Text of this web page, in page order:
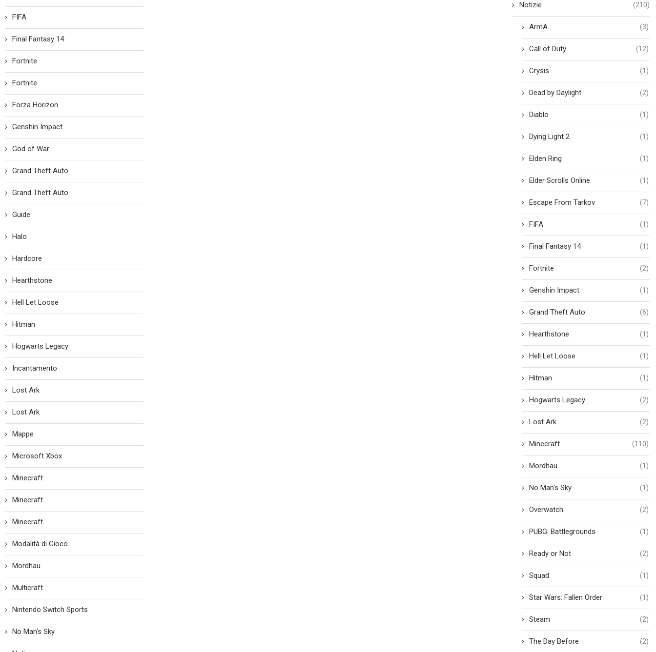
Notizie (210)
ArmA (3)
Call of Duty (12)
Crysis (1)
Dead by Daylight (2)
Diablo (1)
Dying Light 2 (1)
Elden Ring (1)
Elder Scrolls Online (1)
Escape From Tarkov (7)
FIFA (1)
Final Fantasy 14 (1)
Fortnite (2)
Genshin Impact (1)
Grand Theft Auto (6)
Hearthstone (1)
Hell Let Loose (1)
Hitman (1)
Hogwarts Legacy (2)
Lost Ark (2)
Minecraft (110)
Mordhau (1)
No Man's Sky (1)
Overwatch (2)
PUBG: Battlegrounds (1)
Ready or Not (2)
Squad (1)
Star Wars: Fallen Order (1)
Steam (2)
The Day Before (2)
FIFA
Final Fantasy 14
Fortnite
Fortnite
Forza Horizon
Genshin Impact
God of War
Grand Theft Auto
Grand Theft Auto
Guide
Halo
Hardcore
Hearthstone
Hell Let Loose
Hitman
Hogwarts Legacy
Incantamento
Lost Ark
Lost Ark
Mappe
Microsoft Xbox
Minecraft
Minecraft
Minecraft
Modalità di Gioco
Mordhau
Multicraft
Nintendo Switch Sports
No Man's Sky